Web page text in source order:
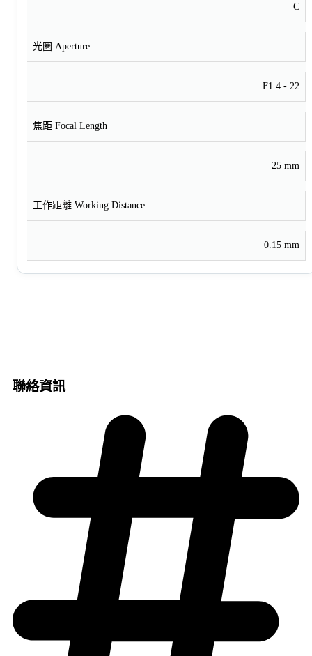
C
光圈 Aperture
F1.4 - 22
焦距 Focal Length
25 mm
工作距離 Working Distance
0.15 mm
聯絡資訊